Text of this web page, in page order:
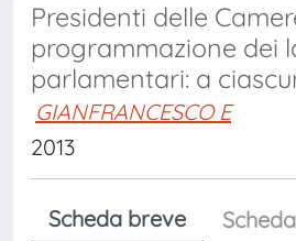
Presidenti delle
programmazione dei
parlamentari: a
GIANFRANCESCO E
2013
Scheda breve